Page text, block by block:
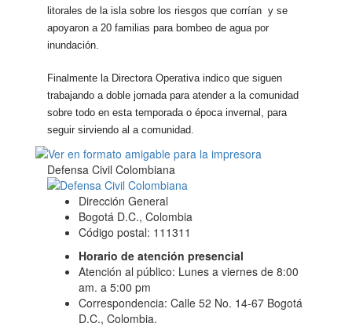
litorales de la isla sobre los riesgos que corrían y se
apoyaron a 20 familias para bombeo de agua por
inundación.
Finalmente la Directora Operativa indico que siguen
trabajando a doble jornada para atender a la comunidad
sobre todo en esta temporada o época invernal, para
seguir sirviendo al a comunidad.
Defensa Civil Colombiana
Dirección General
Bogotá D.C., Colombia
Código postal: 111311
Horario de atención presencial
Atención al público: Lunes a viernes de 8:00
am. a 5:00 pm
Correspondencia: Calle 52 No. 14-67 Bogotá
D.C., Colombia.